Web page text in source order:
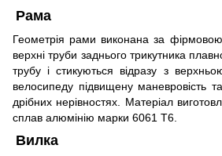
Рама
Геометрія рами виконана за
верхні труби заднього трикутника
трубу і стикуються відразу з
велосипеду підвищену маневровість
дрібних нерівностях. Матеріал
сплав алюмінію марки 6061 T6.
Вилка